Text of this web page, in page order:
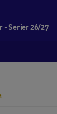
- Serier 26/27